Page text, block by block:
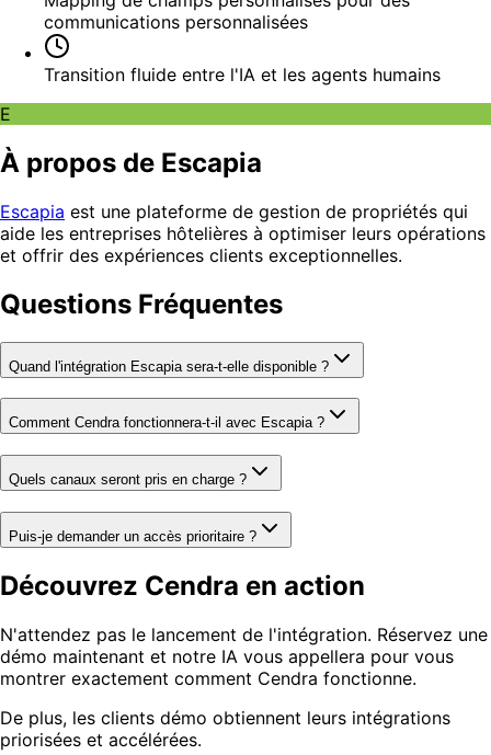
communications personnalisées
Transition fluide entre l'IA et les agents humains
E
À propos de Escapia
Escapia est une plateforme de gestion de propriétés qui
aide les entreprises hôtelières à optimiser leurs opérations
et offrir des expériences clients exceptionnelles.
Questions Fréquentes
Quand l'intégration Escapia sera-t-elle disponible ?
Comment Cendra fonctionnera-t-il avec Escapia ?
Quels canaux seront pris en charge ?
Puis-je demander un accès prioritaire ?
Découvrez Cendra en action
N'attendez pas le lancement de l'intégration. Réservez une
démo maintenant et notre IA vous appellera pour vous
montrer exactement comment Cendra fonctionne.
De plus, les clients démo obtiennent leurs intégrations
priorisées et accélérées.